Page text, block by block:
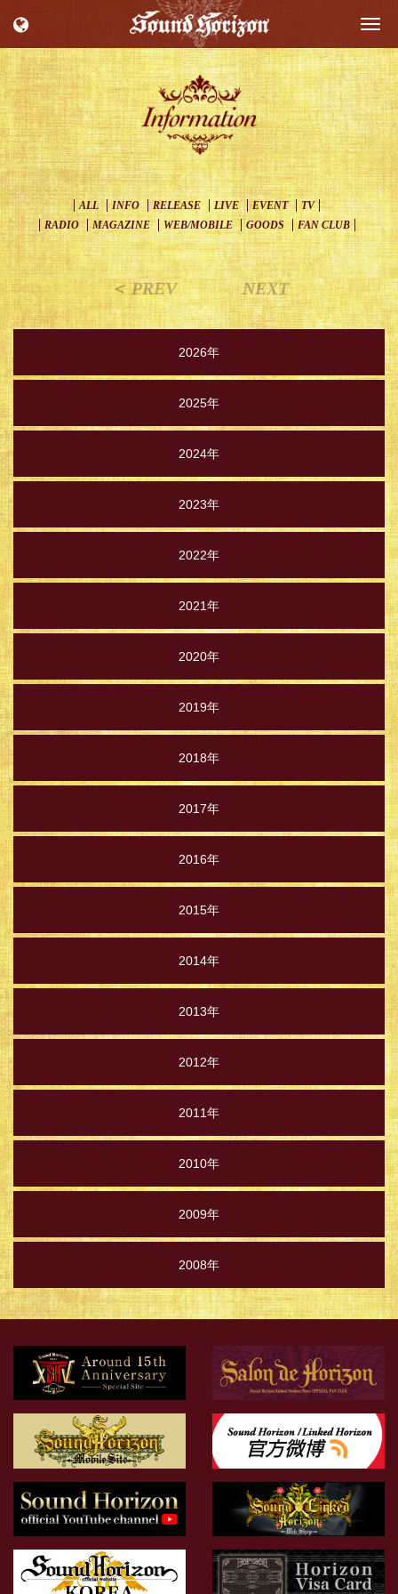
ALL INFO RELEASE LIVE EVENT
TV
RADIO
MAGAZINE WEB/MOBILE GOODS FAN CLUB
＜ PREV NEXT
2026年
2025年
2024年
2023年
2022年
2021年
2020年
2019年
2018年
2017年
2016年
2015年
2014年
2013年
2012年
2011年
2010年
2009年
2008年